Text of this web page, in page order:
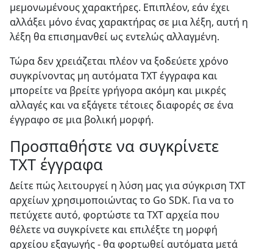
μεμονωμένους χαρακτήρες. Επιπλέον, εάν έχει
αλλάξει μόνο ένας χαρακτήρας σε μια λέξη, αυτή η
λέξη θα επισημανθεί ως εντελώς αλλαγμένη.
Τώρα δεν χρειάζεται πλέον να ξοδεύετε χρόνο
συγκρίνοντας μη αυτόματα TXT έγγραφα και
μπορείτε να βρείτε γρήγορα ακόμη και μικρές
αλλαγές και να εξάγετε τέτοιες διαφορές σε ένα
έγγραφο σε μια βολική μορφή.
Προσπαθήστε να συγκρίνετε
TXT έγγραφα
Δείτε πώς λειτουργεί η λύση μας για σύγκριση TXT
αρχείων χρησιμοποιώντας το Go SDK. Για να το
πετύχετε αυτό, φορτώστε τα TXT αρχεία που
θέλετε να συγκρίνετε και επιλέξτε τη μορφή
αρχείου εξαγωγής - θα φορτωθεί αυτόματα μετά